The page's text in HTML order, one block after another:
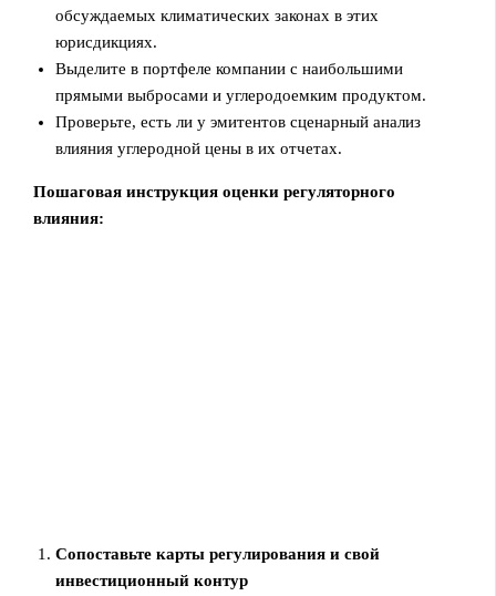
обсуждаемых климатических законах в этих
юрисдикциях.
Выделите в портфеле компании с наибольшими
прямыми выбросами и углеродоемким продуктом.
Проверьте, есть ли у эмитентов сценарный анализ
влияния углеродной цены в их отчетах.
Пошаговая инструкция оценки регуляторного
влияния:
Сопоставьте карты регулирования и свой
инвестиционный контур